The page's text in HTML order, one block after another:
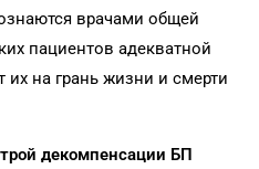
врачами общей
пациентов адекватной
на грань жизни и смерти
декомпенсации БП